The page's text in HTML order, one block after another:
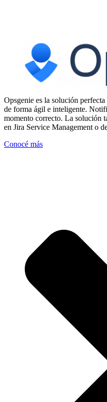
Opsgenie es la solución
de forma ágil e inteligente.
momento correcto. La solución
en Jira Service Management o
Conocé más